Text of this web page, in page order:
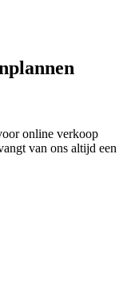
online verkoop
van ons altijd een